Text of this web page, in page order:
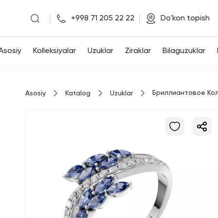
Asosiy
+998 71 205 22 22 Do'kon topish
Kolleksiyalar Uzuklar Ziraklar Bilaguzuklar
Asosiy Katalog Uzuklar Бриллиантовое